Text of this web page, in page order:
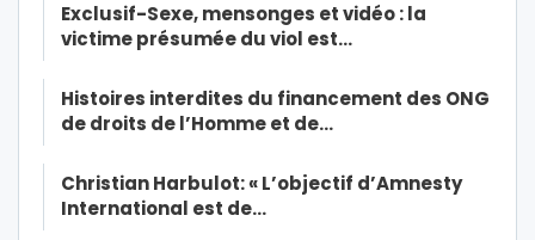
Exclusif-Sexe, mensonges et vidéo : la
victime présumée du viol est…
Histoires interdites du financement des ONG
de droits de l’Homme et de…
Christian Harbulot: « L’objectif d’Amnesty
International est de…